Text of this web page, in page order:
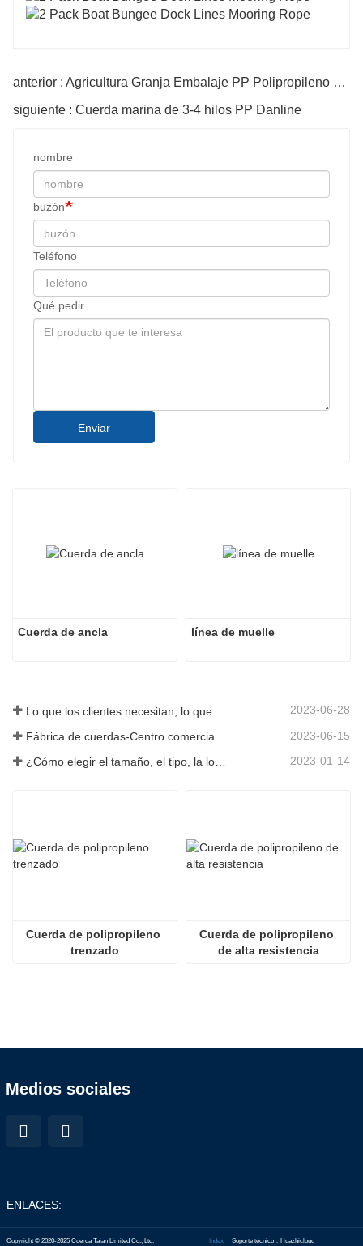
anterior : Agricultura Granja Embalaje PP Polipropileno Baler Twine
siguiente : Cuerda marina de 3-4 hilos PP Danline
nombre
buzón
Teléfono
Qué pedir
Enviar
Cuerda de ancla línea de muelle
2023-06-28
2023-06-15
¿Cómo elegir el tamaño, el tipo, la longitud y más de una cuerda de anclaje? 2023-01-14
Cuerda de polipropileno
trenzado
Cuerda de polipropileno
de alta resistencia
Medios sociales
ENLACES:
Copyright © 2020-2025 Cuerda Taian Limited Co., Ltd. Soporte técnico：Huazhicloud
Index